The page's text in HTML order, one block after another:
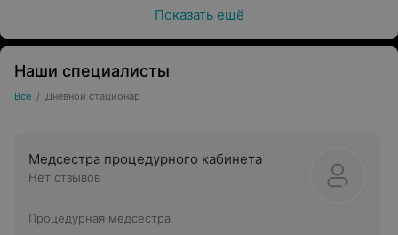
Показать ещё
Наши специалисты
Все / Дневной стационар
Медсестра процедурного кабинета
Нет отзывов
Процедурная медсестра